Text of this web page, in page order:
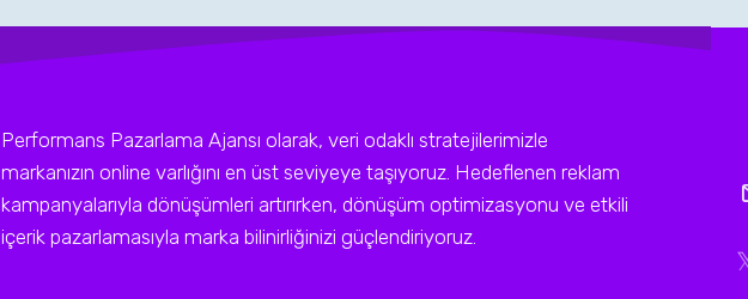
Performans Pazarlama Ajansı olarak, veri odaklı stratejilerimizle
markanızın online varlığını en üst seviyeye taşıyoruz. Hedeflenen reklam
kampanyalarıyla dönüşümleri artırırken, dönüşüm optimizasyonu ve etkili
içerik pazarlamasıyla marka bilinirliğinizi güçlendiriyoruz.